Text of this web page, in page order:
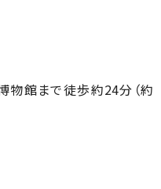
物館まで徒歩約24分（約